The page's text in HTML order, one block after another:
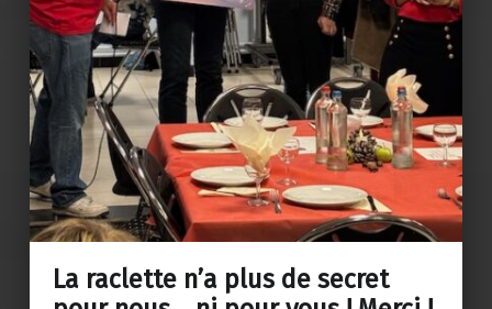
La raclette n’a plus de secret